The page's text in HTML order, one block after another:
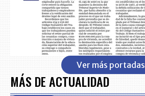
Ver más portadas
MÁS DE ACTUALIDAD